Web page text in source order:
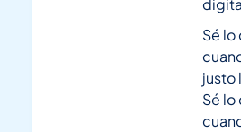
Sé lo
justo
Sé lo